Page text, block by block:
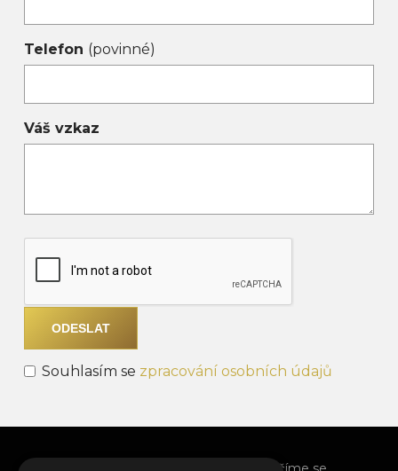
Telefon (povinné)
Váš vzkaz
Souhlasím se zpracování osobních údajů